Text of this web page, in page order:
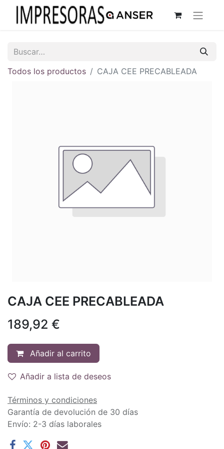
Todos los productos CAJA CEE PRECABLEADA
CAJA CEE PRECABLEADA
189,92 €
Añadir al carrito
Añadir a lista de deseos
Términos y condiciones
Garantía de devolución de 30 días
Envío: 2-3 días laborales